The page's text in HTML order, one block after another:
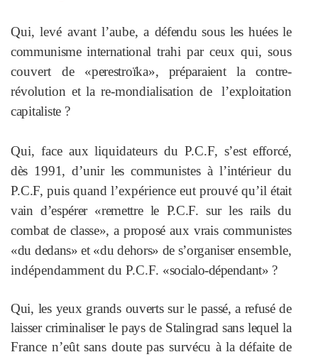
Qui, levé avant l’aube, a défendu sous les huées le
communisme international trahi par ceux qui, sous
couvert de «perestroïka», préparaient la contre-
révolution et la re-mondialisation de
l’exploitation
capitaliste ?
Qui, face aux liquidateurs du P.C.F, s’est efforcé,
dès 1991, d’unir les communistes à l’intérieur du
P.C.F, puis quand l’expérience eut prouvé qu’ilétait
vain d’espérer «remettre le P.C.F. sur les rails du
combat de classe», a proposé aux vrais communistes
«du dedans» et «du dehors» de s’organiserensemble,
indépendamment du P.C.F. «socialo-dépendant» ?
Qui, les yeux grands ouverts sur le passé, a refusé de
laisser criminaliser le pays de Stalingrad sans lequel la
France n’eût sans doute pas survécu àla défaite de